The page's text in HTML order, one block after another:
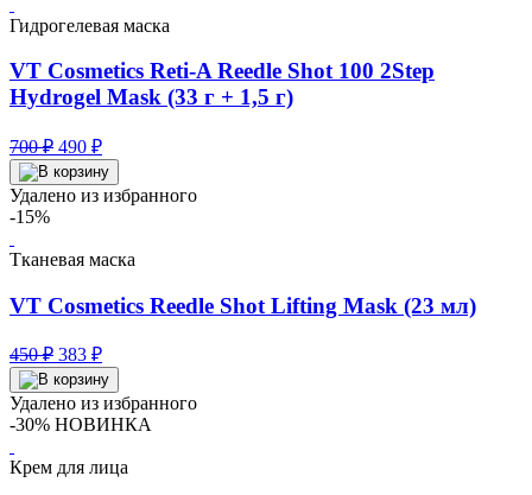
Гидрогелевая маска
VT Cosmetics Reti-A Reedle Shot 100 2Step
Hydrogel Mask (33 г + 1,5 г)
700₽ Первоначальная
цена
составляла
490 ₽Текущая
цена:
490 ₽.
Удалено из избранного
-15%
Тканевая маска
VT Cosmetics Reedle Shot Lifting Mask (23 мл)
450₽ Первоначальная
цена
составляла
450 ₽.
383 ₽Текущая
цена:
383 ₽.
Удалено из избранного
-30% НОВИНКА
Крем для лица